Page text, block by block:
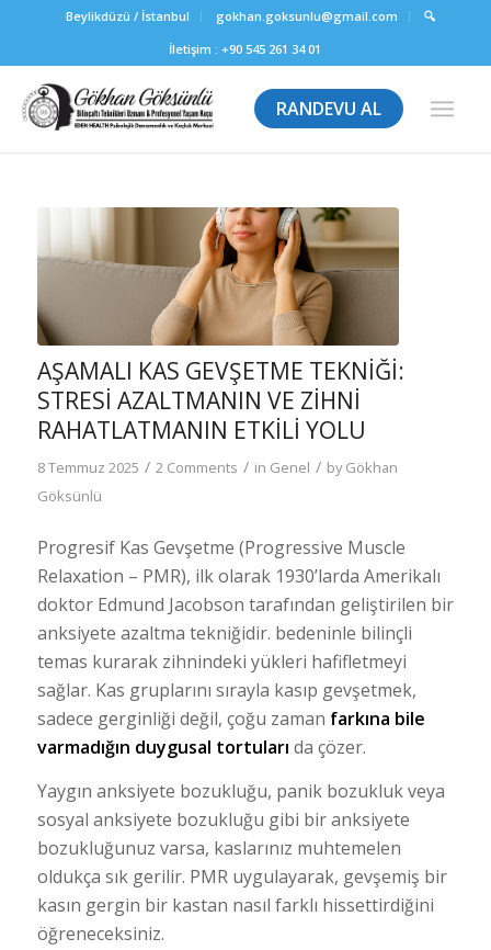
Beylikdüzü / İstanbul gokhan.goksunlu@gmail.com
🔍
İletişim :+90 545 261 34 01
RANDEVU AL
AŞAMALI KAS GEVŞETME TEKNIĞI:
STRESI AZALTMANIN VE ZIHNI
RAHATLATMANIN ETKILI YOLU
8 Temmuz 2025 / 2 Comments / in Genel / byGökhan
Göksünlü
Progresif Kas Gevşetme (Progressive Muscle
Relaxation – PMR), ilk olarak 1930’larda Amerikalı
doktor Edmund Jacobson tarafından geliştirilen bir
anksiyete azaltma tekniğidir. bedeninle bilinçli
temas kurarak zihnindeki yükleri hafifletmeyi
sağlar. Kas gruplarını sırayla kasıp gevşetmek,
sadece gerginliği değil, çoğu zaman farkına bile
varmadığın duygusal tortuları da çözer.
Yaygın anksiyete bozukluğu, panik bozukluk veya
sosyal anksiyete bozukluğu gibi bir anksiyete
bozukluğunuz varsa, kaslarınız muhtemelen
oldukça sık gerilir. PMR uygulayarak, gevşemiş bir
kasın gergin bir kastan nasıl farklı hissettirdiğini
öğreneceksiniz.